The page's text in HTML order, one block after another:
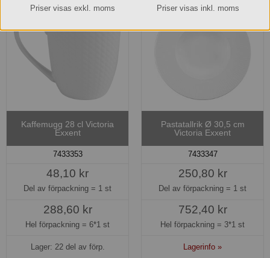
Kaffemugg 28 cl Victoria
Exxent
7433353
48,10 kr
Del av förpackning = 1 st
288,60 kr
Hel förpackning = 6*1 st
Lager: 22 del av förp.
Pastatallrik Ø 30,5 cm
Victoria Exxent
7433347
250,80 kr
Del av förpackning = 1 st
752,40 kr
Hel förpackning = 3*1 st
Lagerinfo »
Priser visas exkl. moms Priser visas inkl. moms